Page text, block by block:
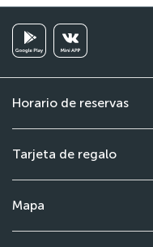
Horario de reservas
Tarjeta de regalo
Mapa